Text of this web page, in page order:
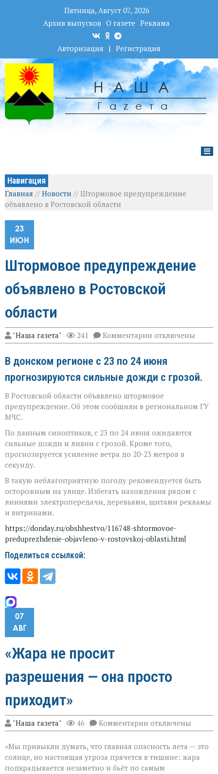
Пятница, Август 07, 2026
Архив выпусков О газете Реклама
Авторизация | Регистрация
НАША
Гаzета
Навигация
Главная //Новости // Штормовое предупреждение
объявлено в Ростовской области
23
ИЮН
Штормовое предупреждение
объявлено в Ростовской
области
"Наша газета" 241 Комментарии к
записи
предупреждение
объявлено
в
Ростовской
области
отключены
В донском регионе с 23 по 24 июня
прогнозируются сильные дожди с грозой.
В Ростовской области объявлено штормовое
предупреждение. Об этом сообщили в региональном ГУ
МЧС.
По данным синоптиков, с 23 по 24 июня ожидаются
сильные дожди и ливни с грозой. Кроме того,
прогнозируется усиление ветра до 20-23 метров в
секунду.
В такую неблагоприятную погоду рекомендуется быть
осторожным на улице. Избегать нахождения рядом с
линиями электропередачи, деревьями, щитами рекламы
и витринами.
https://donday.ru/obshhestvo/116748-shtormovoe-
preduprezhdenie-objavleno-v-rostovskoj-oblasti.html
Поделиться ссылкой:
07
АВГ
«Жара не просит
разрешения — она просто
приходит»
"Наша газета" 46 Комментарии к
записи
не
просит
разрешения — она
отключены
«Мы привыкли думать, что главная опасность лета — это
солнце, но настоящая угроза прячется в тишине: жара
подкрадывается незаметно и бьёт по самым